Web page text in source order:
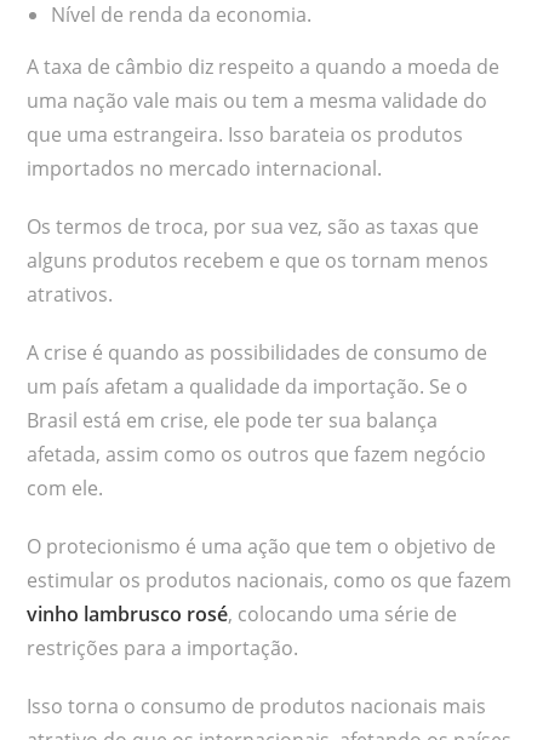
Nível de renda da economia.
A taxa de câmbio diz respeito a quando a moeda de
uma nação vale mais ou tem a mesma validade do
que uma estrangeira. Isso barateia os produtos
importados no mercado internacional.
Os termos de troca, por sua vez, são as taxas que
alguns produtos recebem e que os tornam menos
atrativos.
A crise é quando as possibilidades de consumo de
um país afetam a qualidade da importação. Se o
Brasil está em crise, ele pode ter sua balança
afetada, assim como os outros que fazem negócio
com ele.
O protecionismo é uma ação que tem o objetivo de
estimular os produtos nacionais, como os que fazem
vinho lambrusco rosé, colocando uma série de
restrições para a importação.
Isso torna o consumo de produtos nacionais mais